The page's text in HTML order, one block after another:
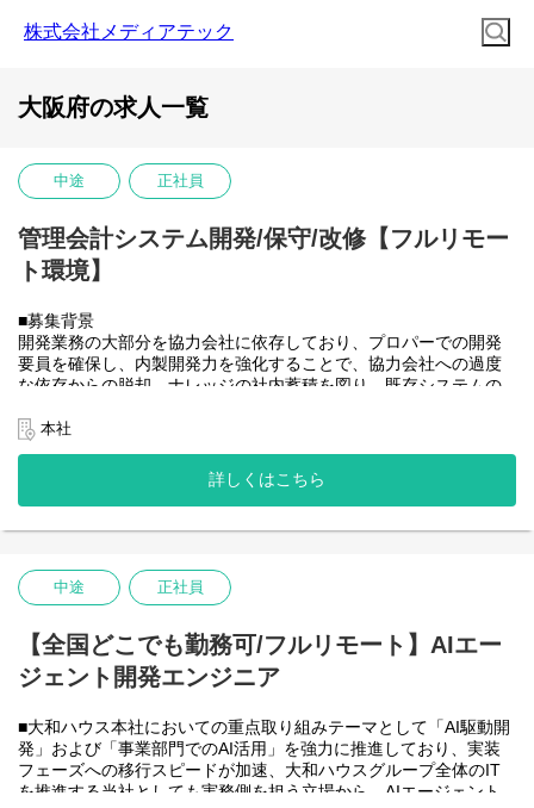
株式会社メディアテック
大阪府の求人一覧
中途 正社員
管理会計システム開発/保守/改修【フルリモー
ト環境】
■募集背景
開発業務の大部分を協力会社に依存しており、プロパーでの開発
要員を確保し、内製開発力を強化することで、協力会社への過度
な依存からの脱却、ナレッジの社内蓄積を図り、既存システムの
応できるチームへと成長させていきたい。
■業務内容
大和ハウスグループ全体のITを推進する当社にて、グループ会社
(大和ハウス含)の社内システム開発、改修に携わって頂きます。
・HTML5 アプリケーション（JavaScript / jQuery / Vue.js）を用い
・CAP（Cloud Application Programming Model / Node.js）および
OData を用いたデータアクセス・バックエンド開発・保守
・SAP HANA SQL / Calculation View / Procedure によるデータモ
デリング・DB開発
国どこからでも働いていただけます。
入社日以外の出社は基本的にないので、入社後の勤務地は問いま
せん。また、働く時間に制限もなく、月160時間の勤務で、午前5
時～22時までの間であれば、自由な時間に働いていただけます。
本社
詳しくはこちら
中途 正社員
【全国どこでも勤務可/フルリモート】AIエー
ジェント開発エンジニア
■大和ハウス本社においての重点取り組みテーマとして「AI駆動開
発」および「事業部門でのAI活用」を強力に推進しており、実装
フェーズへの移行スピードが加速、大和ハウスグループ全体のIT
を推進する当社としても実務側を担う立場から、AIエージェント